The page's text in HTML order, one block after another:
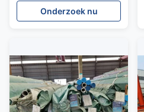
TP316L 100% ET HT
Onderzoek nu